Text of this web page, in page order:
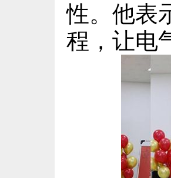
性。他表
程，让电